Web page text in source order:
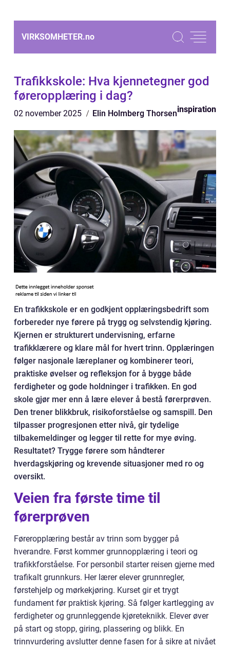
VIRKSOMHETER.no
Trafikkskole: Hva kjennetegner god
føreropplæring i dag?
02 november 2025 Elin Holmberg Thorseninspiration
En trafikkskole er en godkjent opplæringsbedrift som
forbereder nye førere på trygg og selvstendig kjøring.
Kjernen er strukturert undervisning, erfarne
trafikklærere og klare mål for hvert trinn. Opplæringen
følger nasjonale læreplaner og kombinerer teori,
praktiske øvelser og refleksjon for å bygge både
ferdigheter og gode holdninger i trafikken. En god
skole gjør mer enn å lære elever å bestå førerprøven.
Den trener blikkbruk, risikoforståelse og samspill. Den
tilpasser progresjonen etter nivå, gir tydelige
tilbakemeldinger og legger til rette for mye øving.
Resultatet? Trygge førere som håndterer
hverdagskjøring og krevende situasjoner med ro og
oversikt.
Veien fra første time til
førerprøven
Føreropplæring består av trinn som bygger på
hverandre. Først kommer grunnopplæring i teori og
trafikkforståelse. For personbil starter reisen gjerne med
trafikalt grunnkurs. Her lærer elever grunnregler,
førstehjelp og mørkekjøring. Kurset gir et trygt
fundament før praktisk kjøring. Så følger kartlegging av
ferdigheter og grunnleggende kjøreteknikk. Elever øver
på start og stopp, giring, plassering og blikk. En
trinnvurdering avslutter denne fasen for å sikre at nivået